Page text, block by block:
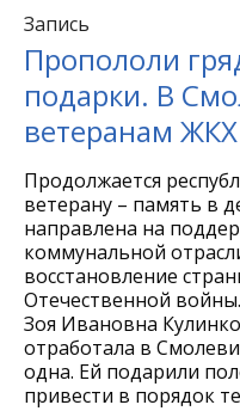
Запись
Пропололи
подарки. В
ветеранам ЖКХ
Продолжается
ветерану – память в
направлена на
коммунальной
восстановление
Отечественной
Зоя Ивановна
отработала в
одна. Ей подарили
привести в порядок